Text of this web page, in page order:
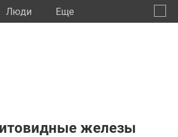
Люди Eще
железы